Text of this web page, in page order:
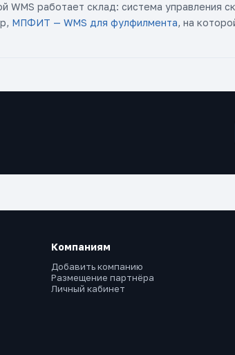
работает склад: система управления
МПФИТ — WMS для фулфилмента, на
Компаниям
Добавить компанию
Размещение партнёра
Личный кабинет